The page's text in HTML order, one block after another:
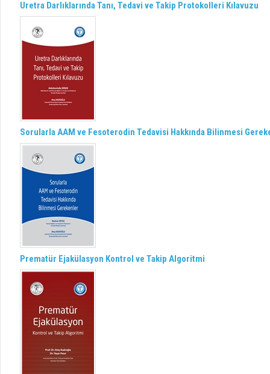
Uretra Darlıklarında Tanı, Tedavi ve Takip Protokolleri Kılavuzu
Sorularla AAM ve Fesoterodin Tedavisi Hakkında Bilinmesi
Prematür Ejakülasyon Kontrol ve Takip Algoritmi